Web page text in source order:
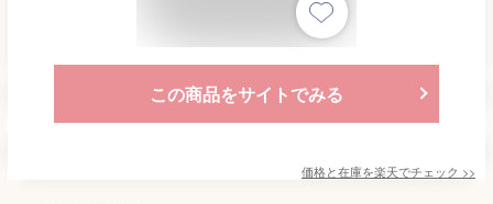
この商品をサイトでみる
価格と在庫を楽天でチェック >>